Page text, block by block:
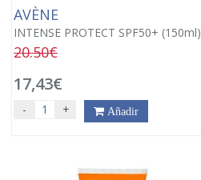
AVÈNE
INTENSE PROTECT SPF50+ (150ml)
20.50€
17,43€
- + Añadir